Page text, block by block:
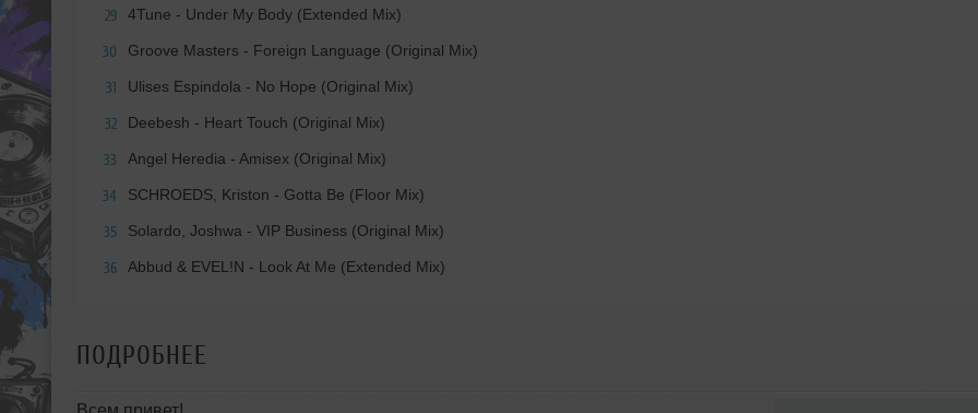
29 4Tune - Under My Body (Extended Mix)
30 Groove Masters - Foreign Language (Original Mix)
31 Ulises Espindola - No Hope (Original Mix)
32 Deebesh - Heart Touch (Original Mix)
33 Angel Heredia - Amisex (Original Mix)
34 SCHROEDS, Kriston - Gotta Be (Floor Mix)
35 Solardo, Joshwa - VIP Business (Original Mix)
36 Abbud & EVEL!N - Look At Me (Extended Mix)
ПОДРОБНЕЕ